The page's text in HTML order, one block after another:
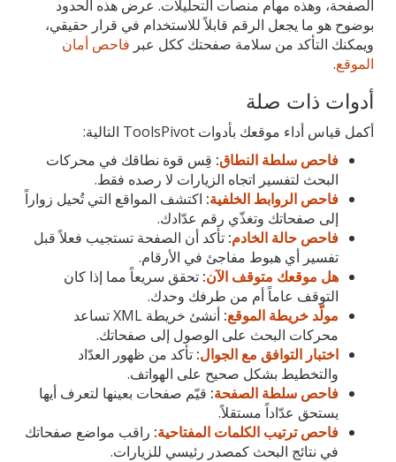
الصفحة، وهذه مهام منصات التحليلات. عرض هذه الحدود
بوضوح هو ما يجعل الرقم قابلاً للاستخدام في قرار حقيقي،
ويمكنك التأكد من سلامة صفحتك ككل عبر فاحص أمان
الموقع.
أدوات ذات صلة
أكمل قياس أداء موقعك بأدوات ToolsPivot التالية:
فاحص سلطة النطاق: قِس قوة نطاقك في محركات
البحث لتفسير اتجاه الزيارات لا رصده فقط.
فاحص الروابط الخلفية: اكتشف المواقع التي تُحيل زواراً
إلى صفحاتك وتغذّي رقم عدّادك.
فاحص حالة الخادم: تأكد أن الصفحة تستجيب فعلاً قبل
تفسير أي هبوط مفاجئ في الأرقام.
هل موقعك متوقف الآن: تحقق سريعاً مما إذا كان
التوقف عاماً أم من طرفك وحدك.
مولّد خريطة الموقع:
أنشئ خريطة XML تساعد
محركات البحث على الوصول إلى صفحاتك.
اختبار التوافق مع الجوال: تأكد من ظهور العدّاد
والتخطيط بشكل صحيح على الهواتف.
فاحص سلطة الصفحة: قيّم صفحات بعينها لتعرف أيها
يستحق عدّاداً مستقلاً.
فاحص ترتيب الكلمات المفتاحية: راقب مواضع صفحاتك
في نتائج البحث كمصدر رئيسي للزيارات.